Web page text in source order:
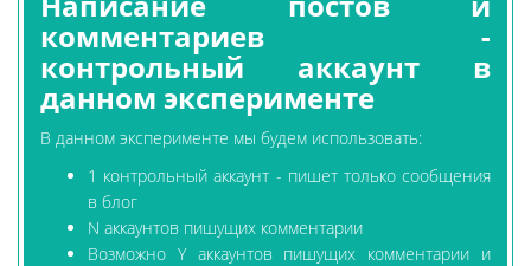
комментариев -
контрольный аккаунт в
данном эксперименте
В данном эксперименте мы будем использовать:
1 контрольный аккаунт - пишет только сообщения
в блог
N аккаунтов пишущих комментарии
Возможно Y аккаунтов пишущих комментарии и